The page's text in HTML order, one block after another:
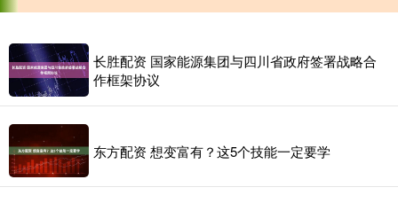
长胜配资 国家能源集团与四川省政府签署战略合
作框架协议
东方配资 想变富有？这5个技能一定要学